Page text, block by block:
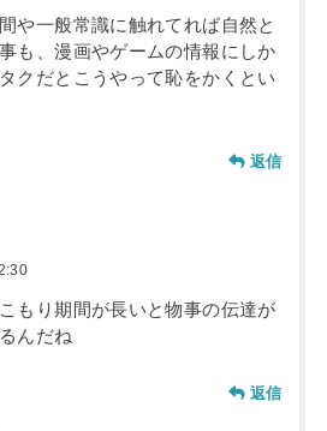
や一般常識に触れてれば自然と
も、漫画やゲームの情報にしか
クだとこうやって恥をかくとい
返信
もり期間が長いと物事の伝達が
んだね
返信